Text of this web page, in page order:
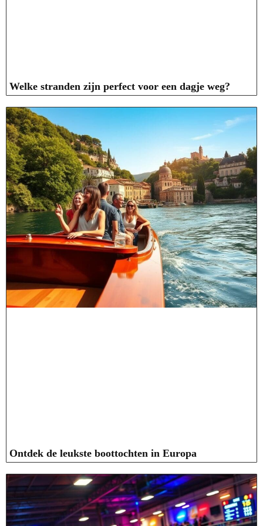
Welke stranden zijn perfect voor een dagje weg?
Ontdek de leukste boottochten in Europa